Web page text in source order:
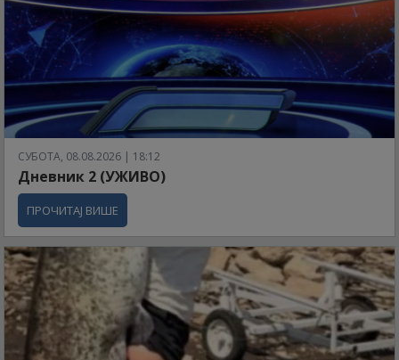
СУБОТА, 08.08.2026 | 18:12
Дневник 2 (УЖИВО)
ПРОЧИТАЈ ВИШЕ